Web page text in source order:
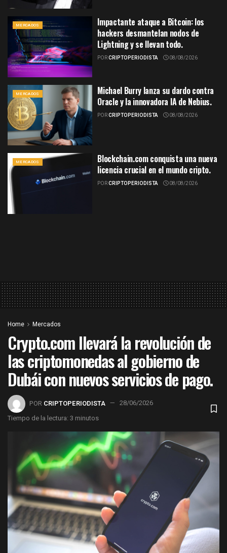
MERCADOS
Impactante ataque a Bitcoin: los
hackers desmantelan nodos de
Lightning y se llevan todo.
PORCRIPTOPERIODISTA 08/08/2026
MERCADOS
Michael Burry lanza su dardo contra
Oracle y la innovadora IA de Nebius.
PORCRIPTOPERIODISTA 08/08/2026
MERCADOS
Blockchain.com conquista una nueva
licencia crucial en el mundo cripto.
PORCRIPTOPERIODISTA 08/08/2026
Home Mercados
Crypto.com llevará la revolución de
las criptomonedas al gobierno de
Dubái con nuevos servicios de pago.
POR CRIPTOPERIODISTA
28/06/2026
Tiempo de la lectura: 3 minutos